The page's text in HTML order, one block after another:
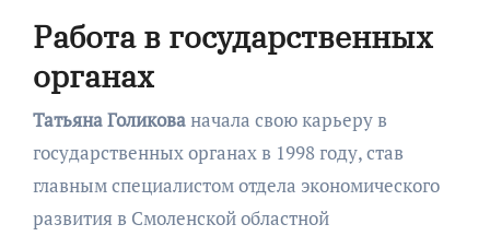
Работа в государственных
органах
Татьяна Голикованачала свою карьеру в
государственных органах в 1998 году, став
главным специалистом отдела экономического
развития в Смоленской областной